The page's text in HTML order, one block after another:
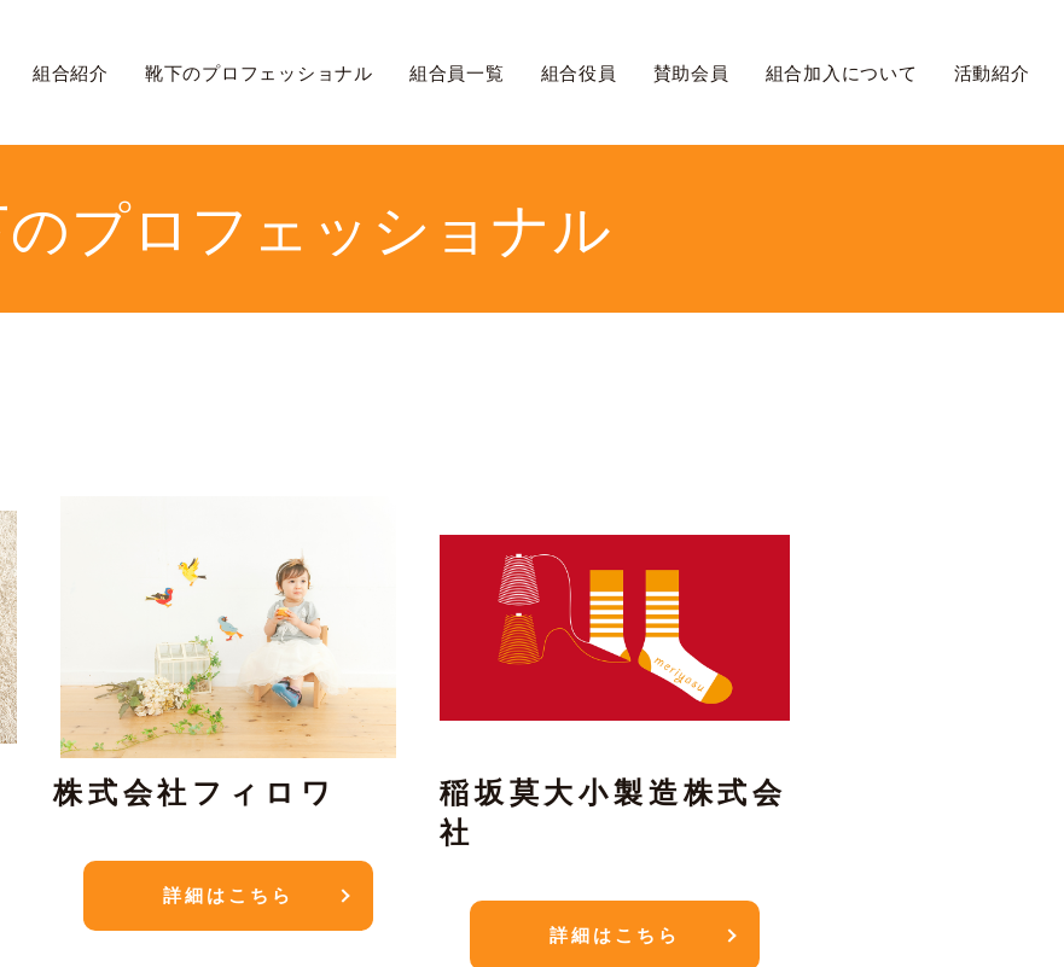
組合紹介 靴下のプロフェッショナル 組合員一覧 組合役員 賛助会員 組合加入について 活動紹介
プロフェッショナル
株式会社フィロワ
詳細はこちら
稲坂莫大小製造株式会
社
詳細はこちら